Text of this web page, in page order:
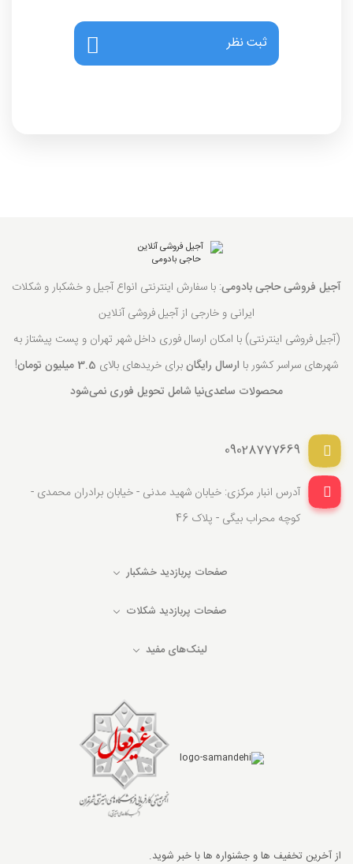
ثبت نظر
آجیل فروشی حاجی بادومی: با سفارش اینترنتی انواع آجیل و خشکبار و شکلات
ایرانی و خارجی از آجیل فروشی آنلاین
(آجیل فروشی اینترنتی) با امکان ارسال فوری داخل شهر تهران و پست پیشتاز به
شهرهای سراسر کشور با ارسال رایگانبرای خریدهای بالای 3.5 میلیون تومان
!
محصولات ساعدی‌نیا شامل تحویل فوری نمی‌شود
09028777669
آدرس انبار مرکزی: خیابان شهید مدنی - خیابان برادران محمدی -
کوچه محراب بیگی - پلاک 46
صفحات پربازدید خشکبار
صفحات پربازدید شکلات
لینک‌های مفید
از آخرین تخفیف ها و جشنواره ها با خبر شوید.